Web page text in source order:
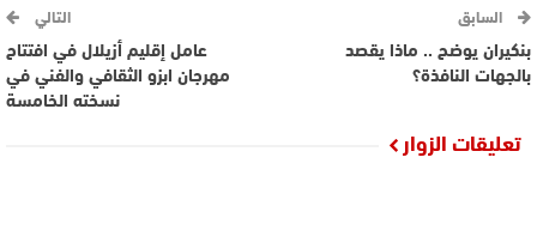
السابق
بنكيران يوضح .. ماذا يقصد
بالجهات النافذة؟
التالي
عامل إقليم أزيلال في افتتاح
مهرجان ابزو الثقافي والفني في
نسخته الخامسة
تعليقات الزوار